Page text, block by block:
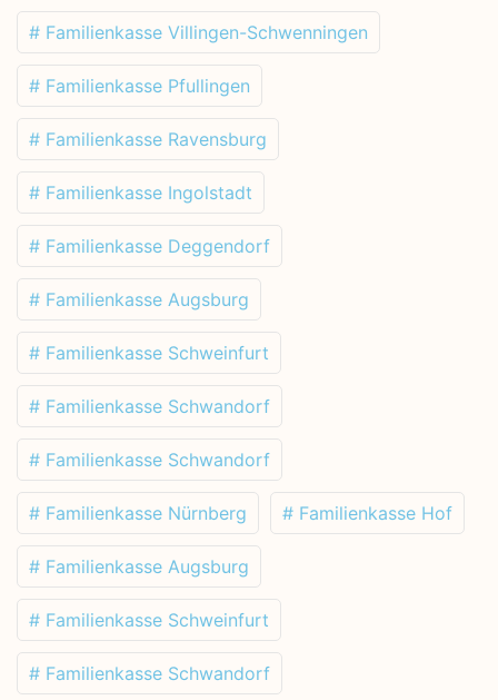
# Familienkasse Villingen-Schwenningen
# Familienkasse Pfullingen
# Familienkasse Ravensburg
# Familienkasse Ingolstadt
# Familienkasse Deggendorf
# Familienkasse Augsburg
# Familienkasse Schweinfurt
# Familienkasse Schwandorf
# Familienkasse Schwandorf
# Familienkasse Nürnberg # Familienkasse Hof
# Familienkasse Augsburg
# Familienkasse Schweinfurt
# Familienkasse Schwandorf